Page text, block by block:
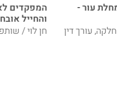
עור -
עורך דין
המפקדים
והחייל
חן לוי /